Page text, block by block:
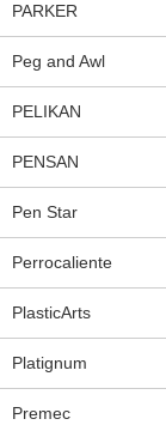
PARKER
Peg and Awl
PELIKAN
PENSAN
Pen Star
Perrocaliente
PlasticArts
Platignum
Premec